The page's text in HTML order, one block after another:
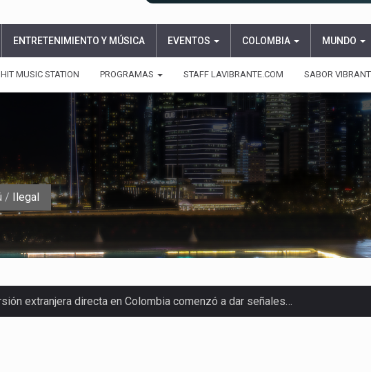
ENTRETENIMIENTO Y MÚSICA EVENTOS COLOMBIA MUNDO
MUSIC STATION PROGRAMAS STAFF LAVIBRANTE.COM SABOR
/ Ilegal
extranjera directa en Colombia comenzó a dar señales…
ya está lista para convertirse, el próximo 16 de…